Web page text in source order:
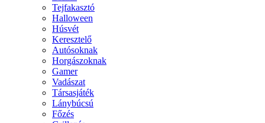
Tejfakasztó
Halloween
Húsvét
Keresztelő
Autósoknak
Horgászoknak
Gamer
Vadászat
Társasjáték
Lánybúcsú
Főzés